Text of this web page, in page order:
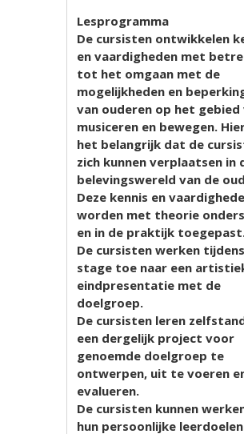
Lesprogramma
De cursisten ontwikkelen
en vaardigheden met
tot het omgaan met de
mogelijkheden en
van ouderen op het gebied
musiceren en bewegen.
het belangrijk dat de
zich kunnen verplaatsen in
belevingswereld van de
Deze kennis en
worden met theorie
en in de praktijk
De cursisten werken
stage toe naar een
eindpresentatie met de
doelgroep.
De cursisten leren
een dergelijk project voor
genoemde doelgroep te
ontwerpen, uit te voeren
evalueren.
De cursisten kunnen
hun persoonlijke leerdoelen